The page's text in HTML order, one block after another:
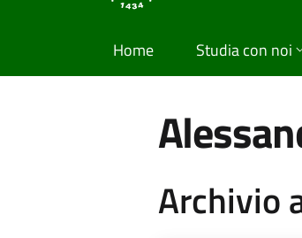
Home Studia con noi
Archivio